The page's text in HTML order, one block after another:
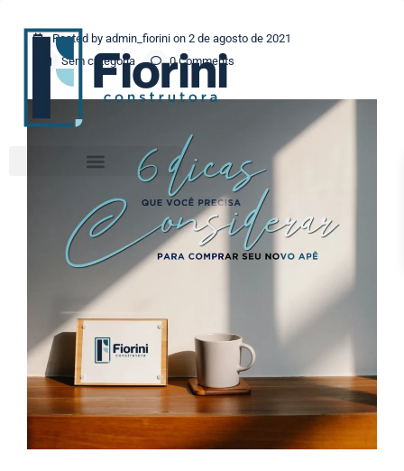
Posted by admin_fiorini on 2 de agosto de 2021
Sem categoria
0 Comments